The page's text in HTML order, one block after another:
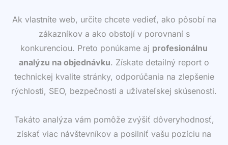
Ak vlastníte web, určite chcete vedieť, ako pôsobí na
zákazníkov a ako obstojí v porovnaní s
konkurenciou. Preto ponúkame aj profesionálnu
analýzu na objednávku. Získate detailný report o
technickej kvalite stránky, odporúčania na zlepšenie
rýchlosti, SEO, bezpečnosti a užívateľskej skúsenosti.
Takáto analýza vám pomôže zvýšiť dôveryhodnosť,
získať viac návštevníkov a posilniť vašu pozíciu na